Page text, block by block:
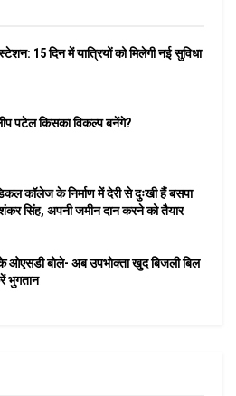
15 दिन में यात्रियों को मिलेगी नई सुविधा
पटेल किसका विकल्प बनेंगे?
कॉलेज के निर्माण में देरी से दुःखी हैं बसपा
सिंह, अपनी जमीन दान करने को तैयार
के ओएसडी बोले- अब उपभोक्ता खुद बिजली बिल
भुगतान